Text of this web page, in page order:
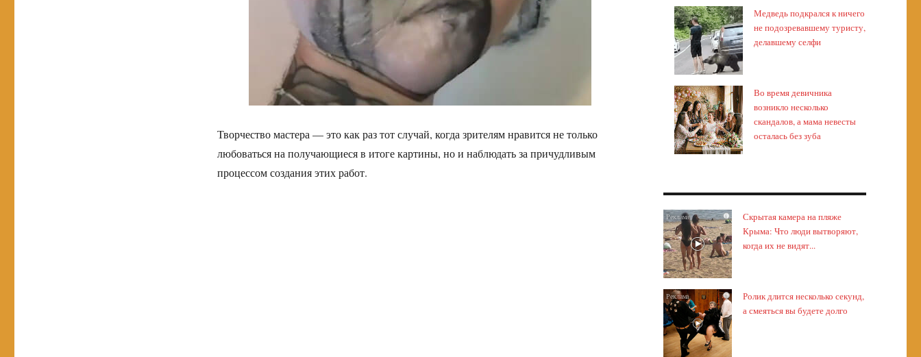
Творчество мастера — это как раз тот случай, когда зрителям нравится не только
любоваться на получающиеся в итоге картины, но и наблюдать за причудливым
процессом создания этих работ.
Медведь подкрался к ничего
не подозревавшему туристу,
делавшему селфи
Во время девичника
возникло несколько
скандалов, а мама невесты
осталась без зуба
i
Скрытая камера на пляже
Крыма: Что люди вытворяют,
когда их не видят...
i
Ролик длится несколько секунд,
а смеяться вы будете долго